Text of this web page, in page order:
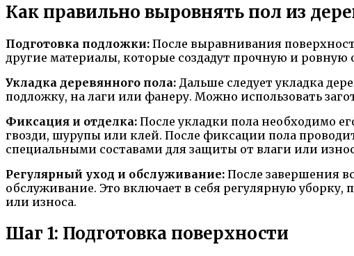
Как правильно выровнять пол из
Подготовка подложки: После выравнивания
другие материалы, которые создадут прочную и ровную
Укладка деревянного пола: Дальше следует укладка
подложку, на лаги или фанеру. Можно использовать
Фиксация и отделка: После укладки пола необходимо
гвозди, шурупы или клей. После фиксации пола
специальными составами для защиты от влаги или
Регулярный уход и обслуживание: После завершения
обслуживание. Это включает в себя регулярную
или износа.
Шаг 1: Подготовка поверхности